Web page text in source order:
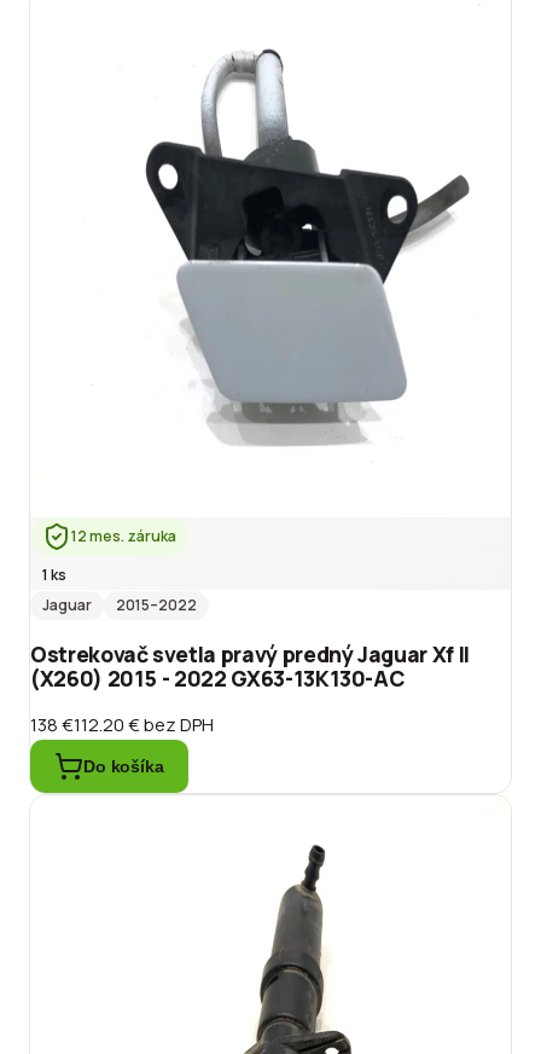
12 mes. záruka
1 ks
Jaguar
2015–2022
Ostrekovač svetla pravý predný Jaguar Xf II
(X260) 2015 - 2022 GX63-13K130-AC
138 €112.20 €bez DPH
Do košíka